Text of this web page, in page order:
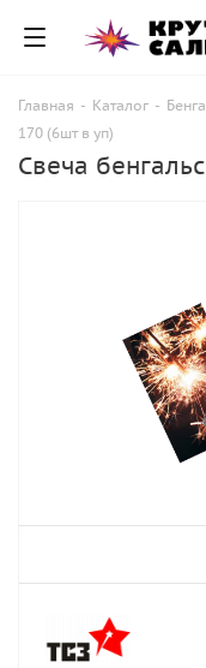
Главная - Каталог -
170 (6шт в уп)
Свеча